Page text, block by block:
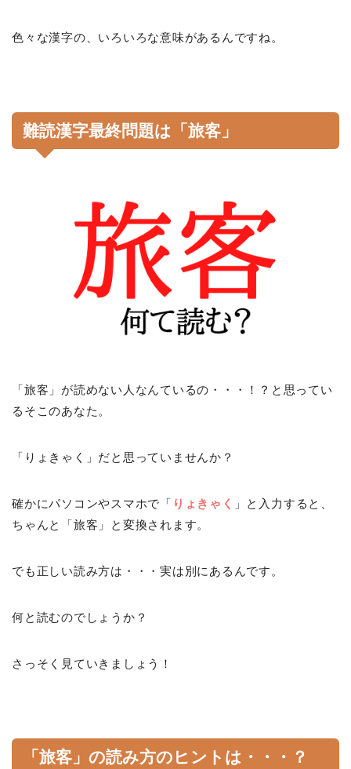
色々な漢字の、いろいろな意味があるんですね。
難読漢字最終問題は「旅客」
「旅客」が読めない人なんているの・・・！？と思ってい
るそこのあなた。
「りょきゃく」だと思っていませんか？
確かにパソコンやスマホで「 りょきゃく 」と入力すると、
ちゃんと「旅客」と変換されます。
でも正しい読み方は・・・実は別にあるんです。
何と読むのでしょうか？
さっそく見ていきましょう！
「旅客」の読み方のヒントは・・・？